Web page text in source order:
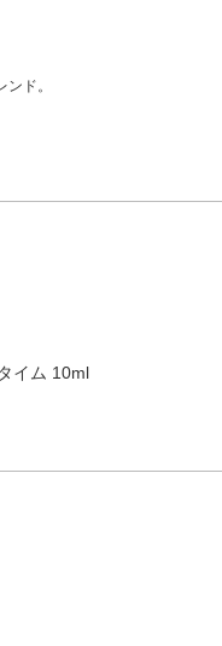
ド。
イム 10ml